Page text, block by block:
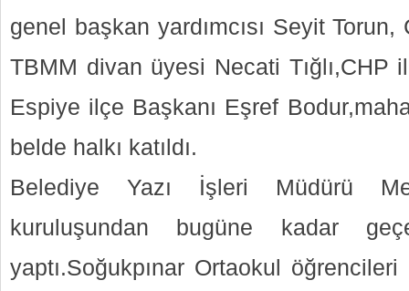
genel başkan yardımcısı Seyit
TBMM divan üyesi Necati Tığlı,CHP
Espiye ilçe Başkanı Eşref
belde halkı katıldı.
Belediye Yazı İşleri Müdürü
kuruluşundan bugüne kadar
yaptı.Soğukpınar Ortaokul